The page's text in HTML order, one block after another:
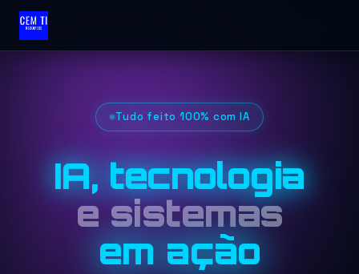
Tudo feito 100% com IA
IA, tecnologia
e sistemas
em ação